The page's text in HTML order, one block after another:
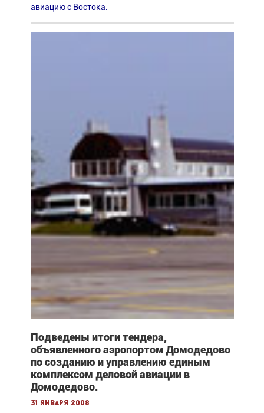
авиацию с Востока.
Подведены итоги тендера,
объявленного аэропортом Домодедово
по созданию и управлению единым
комплексом деловой авиации в
Домодедово.
31 января 2008